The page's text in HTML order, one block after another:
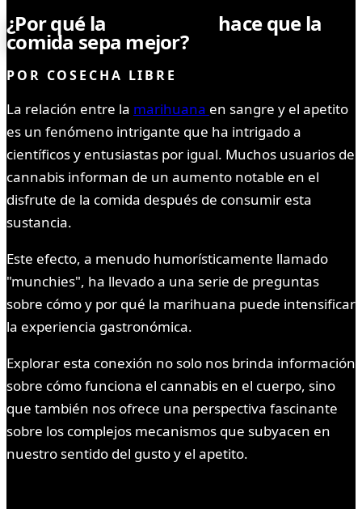
¿Por qué la hace que la
comida sepa mejor?
POR COSECHA LIBRE
La relación entre la marihuana en sangre y el apetito
es un fenómeno intrigante que ha intrigado a
científicos y entusiastas por igual. Muchos usuarios de
cannabis informan de un aumento notable en el
disfrute de la comida después de consumir esta
sustancia.
Este efecto, a menudo humorísticamente llamado
"munchies", ha llevado a una serie de preguntas
sobre cómo y por qué la marihuana puede intensificar
la experiencia gastronómica.
Explorar esta conexión no solo nos brinda información
sobre cómo funciona el cannabis en el cuerpo, sino
que también nos ofrece una perspectiva fascinante
sobre los complejos mecanismos que subyacen en
nuestro sentido del gusto y el apetito.